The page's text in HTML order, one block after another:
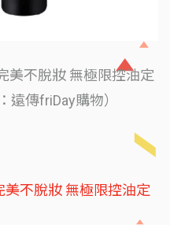
美不脫妝 無極限控油定
遠傳friDay購物）
美不脫妝 無極限控油定